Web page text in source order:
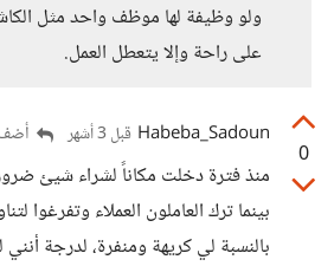
ولو وظيفة لها موظف واحد مثل
على راحة وإلا يتعطل العمل.
0
Habeba_Sadoun قبل 3 أشهر
منذ فترة دخلت مكاناً لشراء شيئ
بينما ترك العاملون العملاء وتفرغوا
بالنسبة لي كريهة ومنفرة، لدرجة